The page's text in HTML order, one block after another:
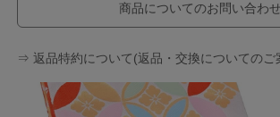
商品についてのお問い合わせ
⇒ 返品特約について(返品・交換についてのご